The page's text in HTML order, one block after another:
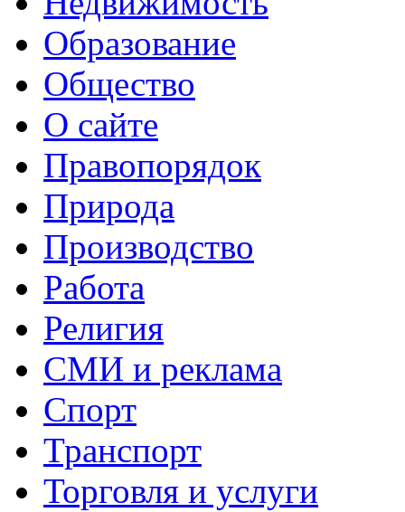
Образование
Общество
О сайте
Правопорядок
Природа
Производство
Работа
Религия
СМИ и реклама
Спорт
Транспорт
Торговля и услуги